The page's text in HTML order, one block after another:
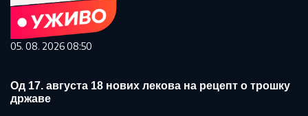
05. 08. 2026 08:50
Од 17. августа 18 нових лекова на рецепт о трошку
државе